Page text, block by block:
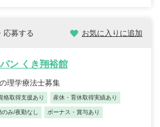
応募する お気に入りに追加
ン くき翔裕館
理学療法士募集
格取得支援あり 産休・育休取得実績あり
のみ/夜勤なし ボーナス・賞与あり